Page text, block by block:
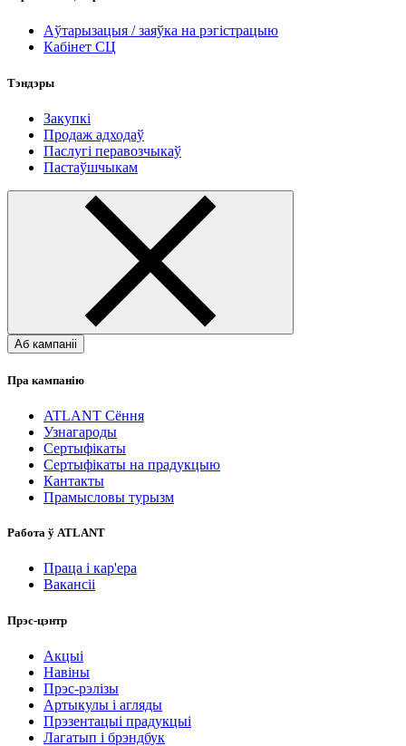
Аўтарызацыя / заяўка на рэгістрацыю
Кабінет СЦ
Тэндэры
Закупкі
Продаж адходаў
Паслугі перавозчыкаў
Пастаўшчыкам
Аб кампаніі
Пра кампанію
ATLANT Сёння
Узнагароды
Сертыфікаты
Сертыфікаты на прадукцыю
Кантакты
Прамысловы турызм
Работа ў ATLANT
Праца і кар'ера
Вакансіі
Прэс-цэнтр
Акцыі
Навіны
Прэс-рэлізы
Артыкулы і агляды
Прэзентацыі прадукцыі
Лагатып і брэндбук